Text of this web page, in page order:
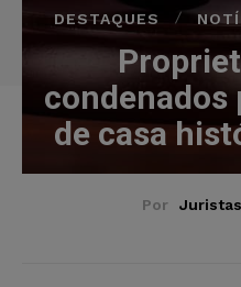
DESTAQUES
condenados
de casa
Por Juristas